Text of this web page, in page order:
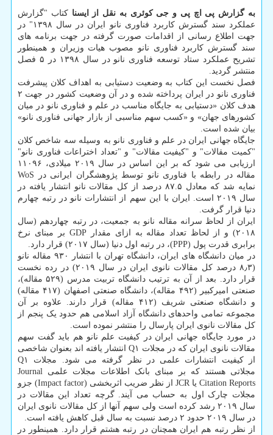
به گزارش پی اچ پی و جی کوئری به نقل از ایسنا کتاب "گزارش
عملکرد سند گسترش کاربرد فناوری نانو ایران در سال ۱۳۹۸" در
جهت اطلاع رسانی از اقدامات صورت گرفته در جهت برنامه های
سند گسترش کاربرد فناوری نانو مصوب هیات وزیران و همینطور
تشریح عملکرد ستاد توسعه فناوری نانو در سال ۱۳۹۸ در ۵ فصل
منتشر گردید.
فصل نخست این کتاب به وضعیت دستیابی به اهداف کلان پیشرفت
فناوری نانو در ایران پرداخته شده و در آن وضعیت کشور در جهت ۲
هدف کلان «دستیابی به جایگاه مناسب در علم و فناوری نانو در میان
کشورهای جهان» و «کسب سهم مناسبی از بازار جهانی فناوری نانو»
بیان شده است.
جایگاه جهانی ایران در علم و فناوری نانو به وسیله سه شاخص کلان
"کمیت مقالات" و "کیفیت مقالات" و "تعداد اختراعات فناوری نانو"
ارزیابی می شود که بر این اساس در سال ۲۰۱۹ میلادی، ۱۱۰۹۶
مقاله در رابطه با فناوری نانو توسط پژوهشگران ایرانی در WoS
نمایه شد که معادل ۸۷.۵ درصد از کل مقالات نانو انتشار یافته در
سال ۲۰۱۹ است. ایران با این سهم از انتشارات نانو در رتبه چهارم
دنیا قرار گرفت.
ایران از لحاظ سرانه مقاله نانو به جمعیت، در رتبه چهاردهم (سال
۲۰۱۸) و از لحاظ تعداد مقاله به ازای مقدار GDP بر مبنای نرخ
برابری قدرت پول (PPP)، در رتبه اول دنیا (سال ۲۰۱۷) قرار دارد.
در میان دانشگاه های ایران، دانشگاه تهران با انتشار ۹۳۰ مقاله نانو
(۸٫۳ درصد کل مقالات نانوی ایران در سال ۲۰۱۹) در رده نخست
قرار دارد. بعد از آن به ترتیب دانشگاه تربیت مدرس (۵۲۹ مقاله)،
صنعتی امیرکبیر (۴۹۲ مقاله)، دانشگاه صنعتی اصفهان (۴۱۷ مقاله)
و دانشگاه صنعتی شریف (۴۱۲ مقاله) قرار دارند. علاوه بر آن
مجموعه تمامی واحدهای دانشگاه آزاد اسلامی هم حدود یک پنجم از
کل مقالات نانوی ایران پارسال را منتشر نموده است.
در مورد جایگاه جهانی ایران در کیفیت علم نانو هم باید گفت سهم
مقالات نانوی ایران که در مجلات Q۱ انتشار یافته اند بعنوان شاخصی
از کیفیت انتشارات علمی در نظر گرفته می شود. مجلات Q۱
مجلاتی هستند که بر مبنای بانک اطلاعات مجلات علمی Journal
Citation Reports یا JCR از نظر ضریب اثربخشی (Impact factor) جزو
مجلات چارک اول به حساب می آیند. گرچه تعداد این مقالات در
سال ۲۰۱۹ رشد کرده است ولی سهم آنها از کل مقالات نانوی ایران
در سال ۲۰۱۹ حدود ۲ درصد نسبت به سال قبل کاهش یافته است.
از نظر رتبه هم ایران همچنان در رتبه هشتم قرار دارد. همینطور در